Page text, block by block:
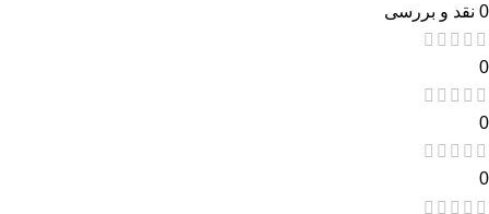
0 نقد و بررسی
0
0
0